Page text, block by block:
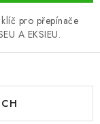
pro přepínače
A EKSIEU.